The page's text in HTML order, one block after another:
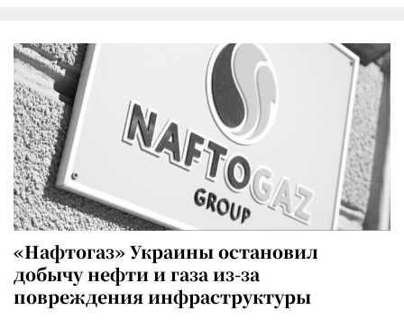
«Нафтогаз» Украины остановил
добычу нефти и газа из-за
повреждения инфраструктуры